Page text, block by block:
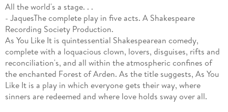
All the world's a stage. . .
- JaquesThe complete play in five acts. A Shakespeare
Recording Society Production.
As You Like It is quintessential Shakespearean comedy,
complete with a loquacious clown, lovers, disguises, rifts and
reconciliation's, and all within the atmospheric confines of
the enchanted Forest of Arden. As the title suggests, As You
Like It is a play in which everyone gets their way, where
sinners are redeemed and where love holds sway over all.